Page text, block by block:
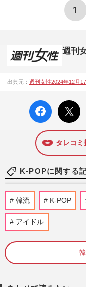
1
週刊
シップや事件、皇室の
12日号で「眞子さま嫁
トラブル”」報道をス
は結婚延期を発表。同
ャーナリズム賞」大
出典元： 週刊女性2024年12月
facebo
ok い
X ポス
ト
タレコミ
K-POPに関する
王林
ース
LE
ット
韓流 K-POP
アイドル